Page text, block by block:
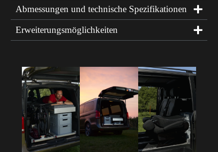
Abmessungen und technische Spezifikationen
Erweiterungsmöglichkeiten